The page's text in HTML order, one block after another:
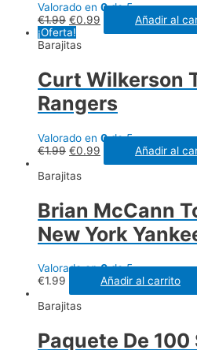
Valorado en 0de 5
€1.99 €0.99
Añadir al
¡Oferta!
Barajitas
Curt Wilkerson
Rangers
Valorado en 0de 5
€1.99 €0.99
Añadir al
Barajitas
Brian McCann
New York
Valorado en0de 5
€1.99
Añadir al carrito
Barajitas
Paquete De 100